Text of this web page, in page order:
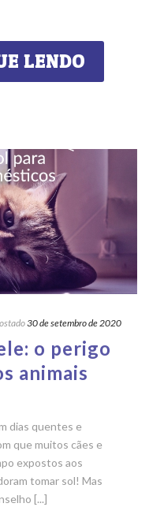
LENDO
30 de setembro de 2020
o perigo
animais
dias quentes e
que muitos cães e
expostos aos
tomar sol! Mas
[...]